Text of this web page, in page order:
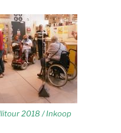
2018 / Inkoop